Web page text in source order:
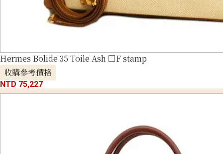
Hermes Bolide 35 Toile Ash □F stamp
收購參考價格
NTD 75,227